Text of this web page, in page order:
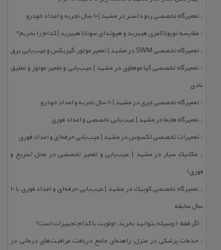
:: تعمیرگاه تخصصی رنو داستر در مشهد | ۱۰ سال تجربه و امداد خودرو
:: مقایسه تویوتا كمری هیبرید و هیوندای سوناتا هیبرید | كدام را بخریم؟
:: تعمیرگاه تخصصی SWM در مشهد | تعمیر موتور، گیربكس و عیب‌یابی برق
:: تعمیرگاه تخصصی كیا موهاوی در مشهد | عیب‌یابی و تعمیر موتور و تعلیق
بادی
:: تعمیرگاه تخصصی چری در مشهد | ۱۰ سال تجربه و امداد خودرو
:: تعمیرگاه هایما در مشهد | عیب‌یابی تخصصی و امداد فوری
:: تعمیرات تخصصی لكسوس در مشهد | عیب‌یابی حرفه‌ای و امداد فوری
:: مكانیك سیار در مشهد | عیب‌یابی و تعمیر تخصصی در محل (سریع و
فوری)
::
تعمیرگاه تخصصی كوییك در مشهد | عیب‌یابی حرفه‌ای و امداد فوری با ۱۰
سال سابقه
:: اگر فقط 10 وسیله بتوانید بخرید، اولویت با كدام تجهیزات است؟
:: خدمات پزشكی در منزل؛ راهنمای جامع دریافت مراقبت‌های درمانی در